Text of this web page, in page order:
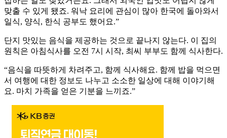
맞출 수 있게 됐죠. 워낙 요리에 관심이 많아 한국에 돌아와서
일식, 양식, 한식 공부도 했어요.”
단지 맛있는 음식을 제공하는 것으로 끝나지 않는다. 이 집의
원칙은 아침식사를 오전 7시 시작, 최씨 부부도 함께 식사한다.
“음식을 따뜻하게 차려주고, 함께 식사해요. 함께 밥을 먹으면
서 여행에 대한 정보도 나누고 소소한 일상에 대해 이야기해
요. 마치 가족을 얻은 기분을 느끼죠.”